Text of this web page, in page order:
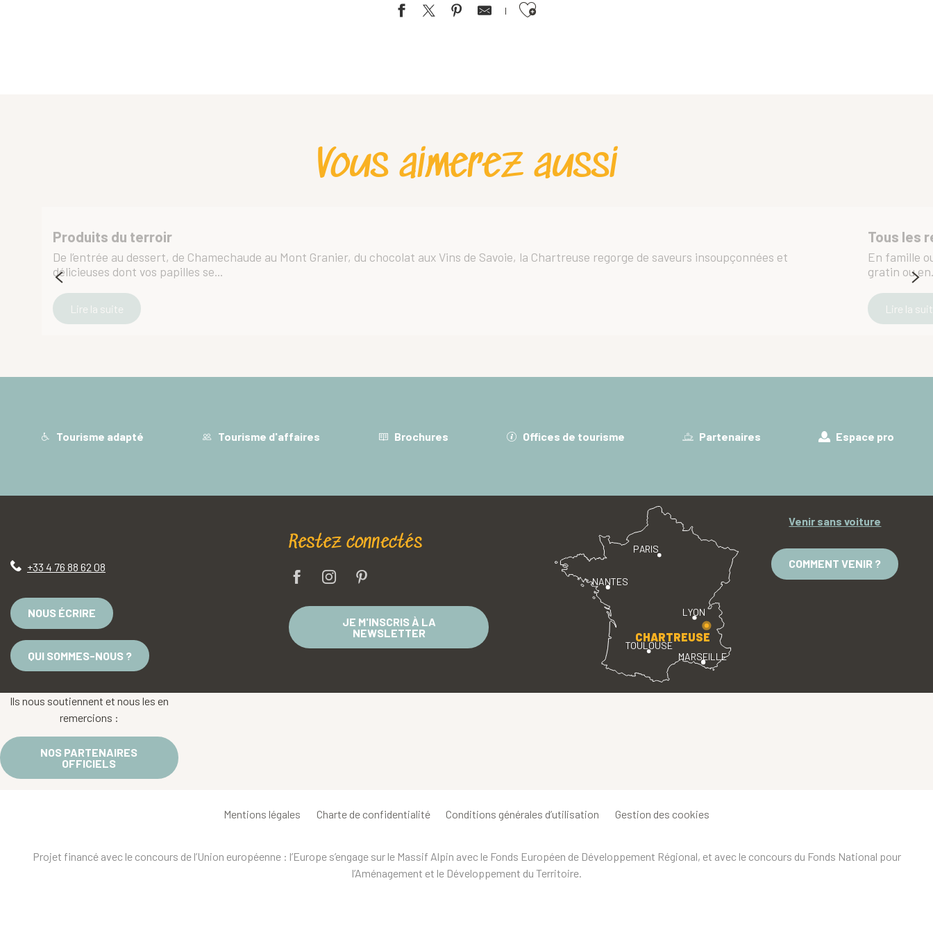
Ajouter aux favoris
Boucherie de Bernin
Vous aimerez aussi
Produits du terroir
De l’entrée au dessert, de Chamechaude au Mont Granier, du chocolat aux Vins de Savoie, la Chartreuse regorge de saveurs insoupçonnées et
délicieuses dont vos papilles se...
Lire la suite
Tous les
En famille
gratin ou
Lire la
Tourisme adapté Tourisme d'affaires Brochures Offices de tourisme Partenaires Espace pro
+33 4 76 88 62 08
NOUS ÉCRIRE
QUI SOMMES-NOUS ?
Restez connectés
JE M'INSCRIS À LA
NEWSLETTER
PARIS
LYON
TOULOUSE
MARSEILLE
NANTES
CHARTREUSE
Venir sans voiture
COMMENT VENIR ?
Ils nous soutiennent et nous les en
remercions :
NOS PARTENAIRES
OFFICIELS
Mentions légales Charte de confidentialité Conditions générales d’utilisation Gestion des cookies
Projet financé avec le concours de l’Union européenne : l’Europe s’engage sur le Massif Alpin avec le Fonds Européen de Développement Régional, et avec le concours du Fonds National pour
l’Aménagement et le Développement du Territoire.